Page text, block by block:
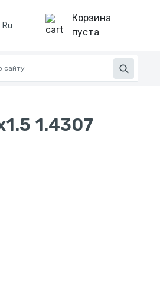
Ru
Корзина
пуста
1.4307